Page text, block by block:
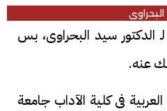
الدكتور سيد البحراوى، بس
عنه.
فى كلية الآداب جامعة